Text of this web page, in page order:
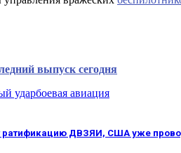
выпуск сегодня
ударбоевая авиация
ратификацию ДВЗЯИ, США уже